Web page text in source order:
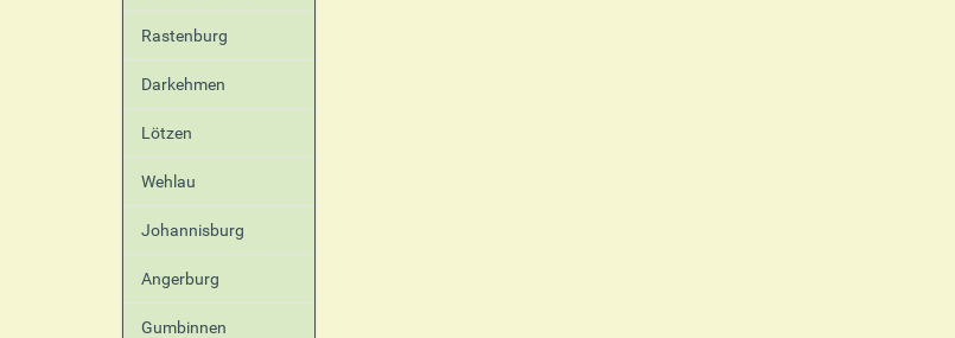
Rastenburg
Darkehmen
Lötzen
Wehlau
Johannisburg
Angerburg
Gumbinnen